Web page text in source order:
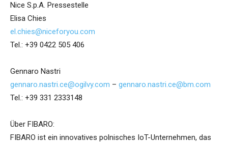
Nice S.p.A. Pressestelle
Elisa Chies
el.chies@niceforyou.com
Tel.: +39 0422 505 406
Gennaro Nastri
gennaro.nastri.ce@ogilvy.com – gennaro.nastri.ce@bm.com
Tel.: +39 331 2333148
Über FIBARO:
FIBARO ist ein innovatives polnisches IoT-Unternehmen, das